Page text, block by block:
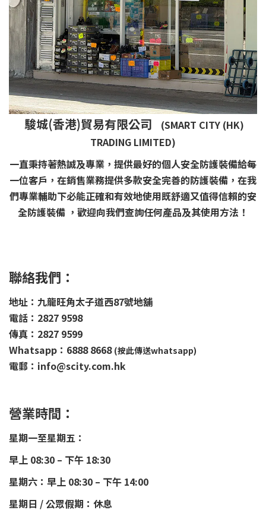
駿城(香港)貿易有限公司
(SMART CITY (HK)
TRADING LIMITED)
一直秉持著熱誠及專業，提供最好的個人安全防護裝備給每
一位客戶，在銷售業務提供多款安全完善的防護裝備，在我
們專業輔助下必能正確和有效地使用既舒適又值得信賴的安
全防護裝備 ，歡迎向我們查詢任何產品及其使用方法！
聯絡我們：
地址：九龍旺角太子道西87號地舖
電話：2827 9598
傳真：2827 9599
Whatsapp：6888 8668 (按此傳送whatsapp)
電郵：info@scity.com.hk
營業時間：
星期一至星期五：
早上 08:30 – 下午 18:30
星期六：早上 08:30 – 下午 14:00
星期日 / 公眾假期：休息